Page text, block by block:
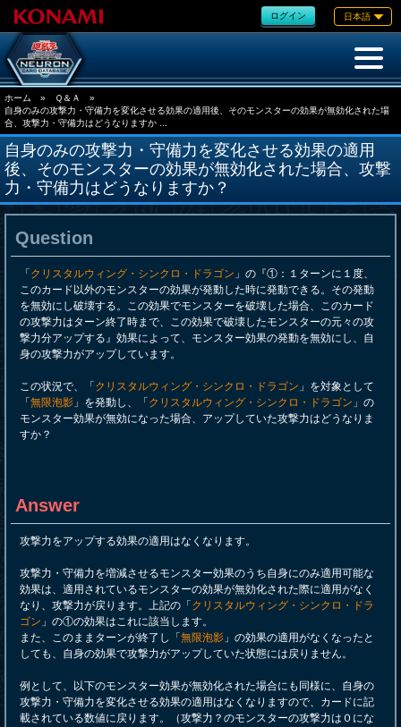
ログイン 日本語
ホーム » Ｑ＆Ａ
»
自身のみの攻撃力・守備力を変化させる効果の適用後、そのモンスターの効果が無効化された場
合、攻撃力・守備力はどうなりますか ...
自身のみの攻撃力・守備力を変化させる効果の適用
後、そのモンスターの効果が無効化された場合、攻撃
力・守備力はどうなりますか？
Question
「 クリスタルウィング・シンクロ・ドラゴン 」の『①：１ターンに１度、
このカード以外のモンスターの効果が発動した時に発動できる。その発動
を無効にし破壊する。この効果でモンスターを破壊した場合、このカード
の攻撃力はターン終了時まで、この効果で破壊したモンスターの元々の攻
撃力分アップする』効果によって、モンスター効果の発動を無効にし、自
身の攻撃力がアップしています。
この状況で、「 クリスタルウィング・シンクロ・ドラゴン 」を対象として
「 無限泡影 」を発動し、「 クリスタルウィング・シンクロ・ドラゴン 」の
モンスター効果が無効になった場合、アップしていた攻撃力はどうなりま
すか？
Answer
攻撃力をアップする効果の適用はなくなります。
攻撃力・守備力を増減させるモンスター効果のうち自身にのみ適用可能な
効果は、適用されているモンスターの効果が無効化された際に適用がなく
なり、攻撃力が戻ります。上記の「 クリスタルウィング・シンクロ・ドラ
ゴン 」の①の効果はこれに該当します。
また、このままターンが終了し「 無限泡影 」の効果の適用がなくなったと
しても、自身の効果で攻撃力がアップしていた状態には戻りません。
例として、以下のモンスター効果が無効化された場合にも同様に、自身の
攻撃力・守備力を変化させる効果の適用はなくなりますので、カードに記
載されている数値に戻ります。（攻撃力？のモンスターの攻撃力は０にな